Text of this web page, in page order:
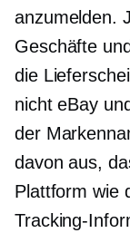
anzumelden.
Geschäfte
die
nicht eBay
der
davon aus,
Plattform wie
Tracking-